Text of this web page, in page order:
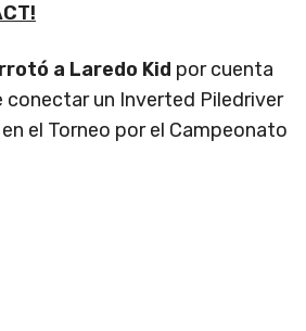
a Laredo Kid por cuenta
conectar un Inverted Piledriver
el Torneo por el Campeonato